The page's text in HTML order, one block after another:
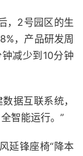
，2号园区的生
，产品研发周
减少到10分钟
据互联系统，
智能运行。”
延锋座椅“降本